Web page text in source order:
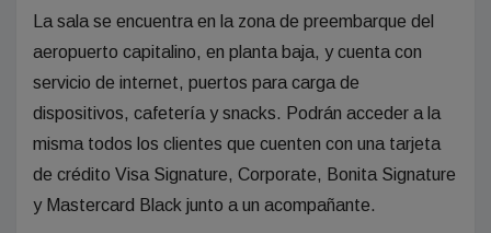
La sala se encuentra en la zona de preembarque del
aeropuerto capitalino, en planta baja, y cuenta con
servicio de internet, puertos para carga de
dispositivos, cafetería y snacks. Podrán acceder a la
misma todos los clientes que cuenten con una tarjeta
de crédito Visa Signature, Corporate, Bonita Signature
y Mastercard Black junto a un acompañante.